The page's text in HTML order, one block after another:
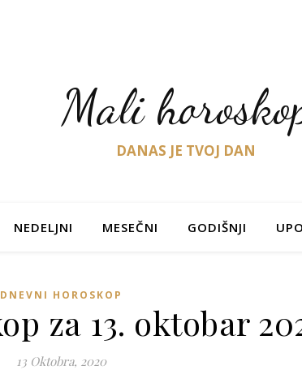
Mali
DANAS JE TVOJ DAN
NEDELJNI MESEČNI GODIŠNJI
DNEVNI HOROSKOP
za 13. oktobar
13 Oktobra, 2020